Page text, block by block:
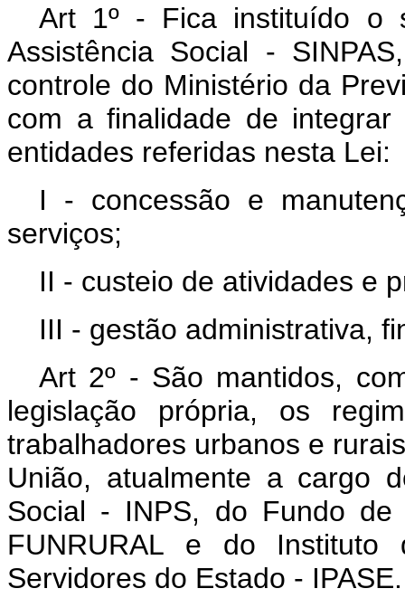
Art 1º - Fica instituído o
Assistência Social -
controle do Ministério da
com a finalidade de
entidades referidas nesta Lei:
I - concessão e
serviços;
II - custeio de atividades e
III - gestão administrativa,
Art 2º - São mantidos,
legislação própria, os
trabalhadores urbanos e
União, atualmente a cargo
Social - INPS, do Fundo de
FUNRURAL e do Instituto
Servidores do Estado - IPASE.